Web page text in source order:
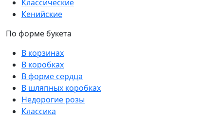
Классические
Кенийские
По форме букета
В корзинах
В коробках
В форме сердца
В шляпных коробках
Недорогие розы
Классика